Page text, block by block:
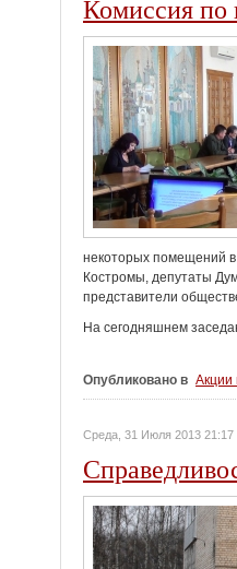
Комиссия по
некоторых помещений
Костромы, депутаты
представители
На сегодняшнем
Опубликовано в Акции
Среда, 31 Июля 2013 21:17